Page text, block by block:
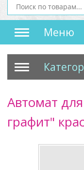
Меню
Автомат
графит"